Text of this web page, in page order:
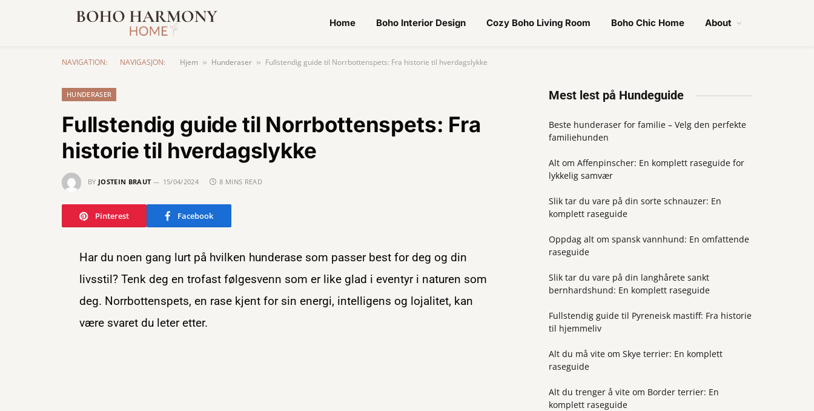
Home Boho Interior Design Cozy Boho Living Room Boho Chic Home About
NAVIGATION: NAVIGASJON: Hjem » Hunderaser » Fullstendig guide til Norrbottenspets: Fra historie til hverdagslykke
HUNDERASER
Fullstendig guide til Norrbottenspets: Fra
historie til hverdagslykke
BY JOSTEIN BRAUT 15/04/2024 8 MINS READ
Pinterest Facebook
Har du noen gang lurt på hvilken hunderase som passer best for deg og din
livsstil? Tenk deg en trofast følgesvenn som er like glad i eventyr i naturen som
deg. Norrbottenspets, en rase kjent for sin energi, intelligens og lojalitet, kan
være svaret du leter etter.
Mest lest på Hundeguide
Beste hunderaser for familie – Velg den perfekte
familiehunden
Alt om Affenpinscher: En komplett raseguide for
lykkelig samvær
Slik tar du vare på din sorte schnauzer: En
komplett raseguide
Oppdag alt om spansk vannhund: En omfattende
raseguide
Slik tar du vare på din langhårete sankt
bernhardshund: En komplett raseguide
Fullstendig guide til Pyreneisk mastiff: Fra historie
til hjemmeliv
Alt du må vite om Skye terrier: En komplett
raseguide
Alt du trenger å vite om Border terrier: En
komplett raseguide